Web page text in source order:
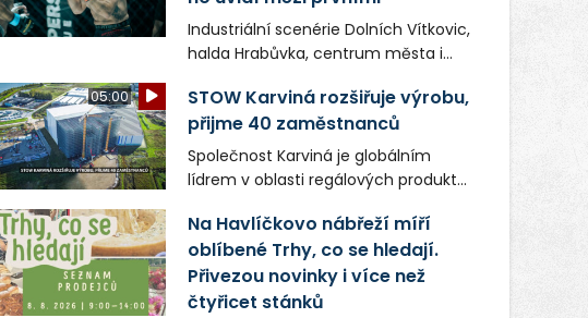
Industriální scenérie Dolních Vítkovic,
halda Hrabůvka, centrum města i
v novém filmu Bojovník, který vstoupí
do kin už 13. srpna. Režiséři Vojtěch
Frič a Tomáš Dianiška si
moravskoslezskou metropoli
nevybrali náhodou – její syrová
atmosféra se stala přirozenou
součástí příběhu bývalého
boxerského šampiona Hoffa (Milan
Ondrík), jenž se po letech vrací do
05:00
STOW Karviná rozšiřuje výrobu,
přijme 40 zaměstnanců
Společnost Karviná je globálním
lídrem v oblasti regálových produktů
zaměstnavatelem na Karvinsku a
firmou s obrovským potenciálem.
Na Havlíčkovo nábřeží míří
oblíbené Trhy, co se hledají.
Přivezou novinky i více než
čtyřicet stánků